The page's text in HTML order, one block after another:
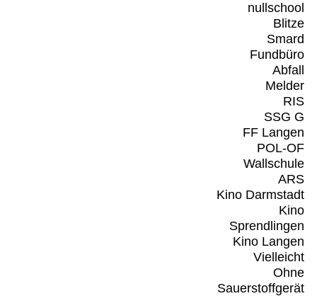
nullschool
Blitze
Smard
Fundbüro
Abfall
Melder
RIS
SSG G
FF Langen
POL-OF
Wallschule
ARS
Kino Darmstadt
Kino
Sprendlingen
Kino Langen
Vielleicht
Ohne
Sauerstoffgerät